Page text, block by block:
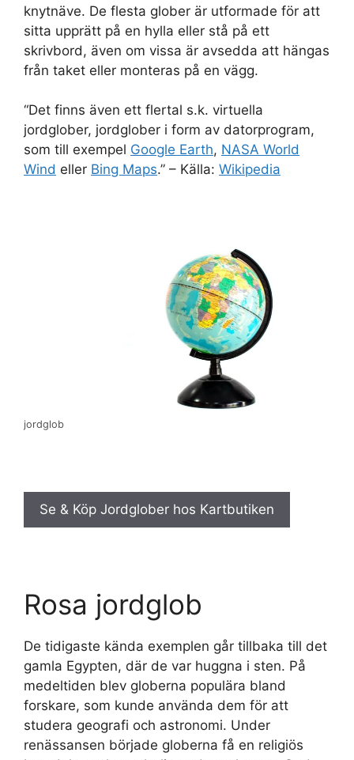
knytnäve. De flesta glober är utformade för att
sitta upprätt på en hylla eller stå på ett
skrivbord, även om vissa är avsedda att hängas
från taket eller monteras på en vägg.
“Det finns även ett flertal s.k. virtuella
jordglober, jordglober i form av datorprogram,
som till exempel Google Earth, NASA World
Wind eller Bing Maps.” – Källa: Wikipedia
jordglob
Se & Köp Jordglober hos Kartbutiken
Rosa jordglob
De tidigaste kända exemplen går tillbaka till det
gamla Egypten, där de var huggna i sten. På
medeltiden blev globerna populära bland
forskare, som kunde använda dem för att
studera geografi och astronomi. Under
renässansen började globerna få en religiös